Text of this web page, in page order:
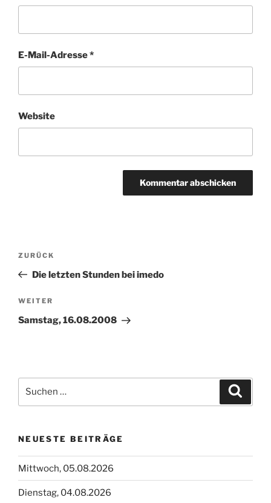
E-Mail-Adresse*
Website
Beitragsnavigation
Vorheriger
Beitrag
ZURÜCK
Die letzten Stunden bei imedo
Nächster
Beitrag
WEITER
Samstag, 16.08.2008
nach:
NEUESTE BEITRÄGE
Mittwoch, 05.08.2026
Dienstag, 04.08.2026